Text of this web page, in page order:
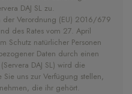
DAJ SL zu.
der Verordnung (EU) 2016/679
des Rates vom 27. April
Schutz natürlicher Personen
Daten durch einen
DAJ SL) wird die
uns zur Verfügung stellen,
die ihr gehört.